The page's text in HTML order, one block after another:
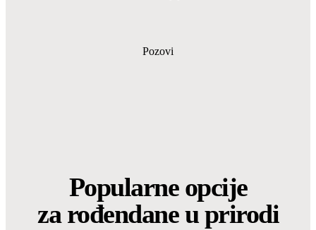
Pozovi
Popularne opcije
za rođendane u prirodi